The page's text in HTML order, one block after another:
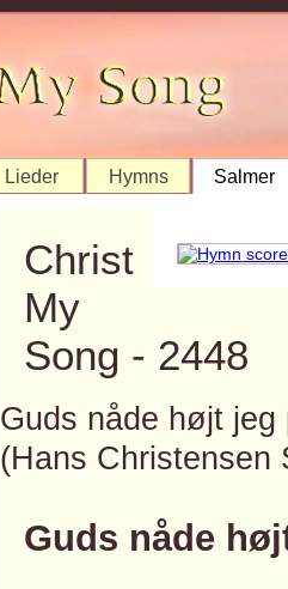
Lieder Hymns Salmer
Christ
My
Song - 2448
Guds nåde højt jeg
(Hans Christensen
Guds nåde